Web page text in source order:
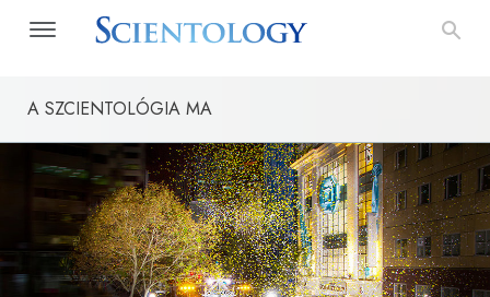
A SZCIENTOLÓGIA MA